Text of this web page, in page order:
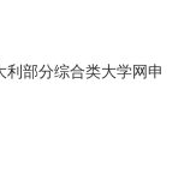
利部分综合类大学网申